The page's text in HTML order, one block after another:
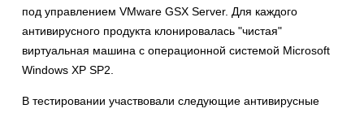
под управлением VMware GSX Server. Для каждого
антивирусного продукта клонировалась "чистая"
виртуальная машина с операционной системой Microsoft
Windows XP SP2.
В тестировании участвовали следующие антивирусные